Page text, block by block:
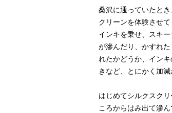
桑沢に通っていたと
クリーンを体験させ
インキを乗せ、スキ
が滲んだり、かすれ
れたかどうか、イン
きなど、とにかく加減
はじめてシルクスク
ころからはみ出て滲